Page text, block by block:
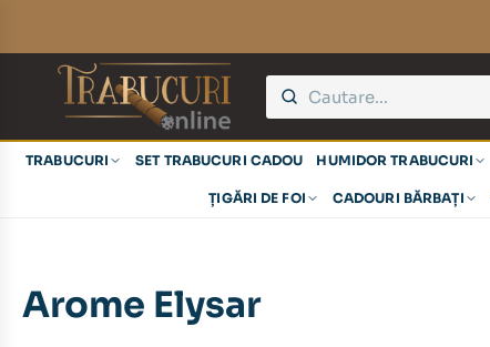
TRABUCURI SET TRABUCURI CADOU HUMIDOR TRABUCURI
ȚIGĂRI DE FOI CADOURI BĂRBAȚI
Arome Elysar